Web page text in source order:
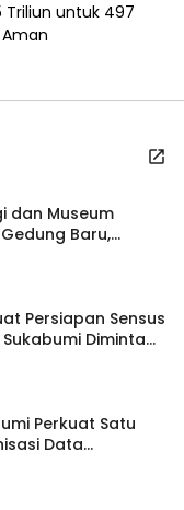
Triliun untuk 497
Aman
dan Museum
Baru,
Persiapan Sensus
Diminta
Perkuat Satu
Data